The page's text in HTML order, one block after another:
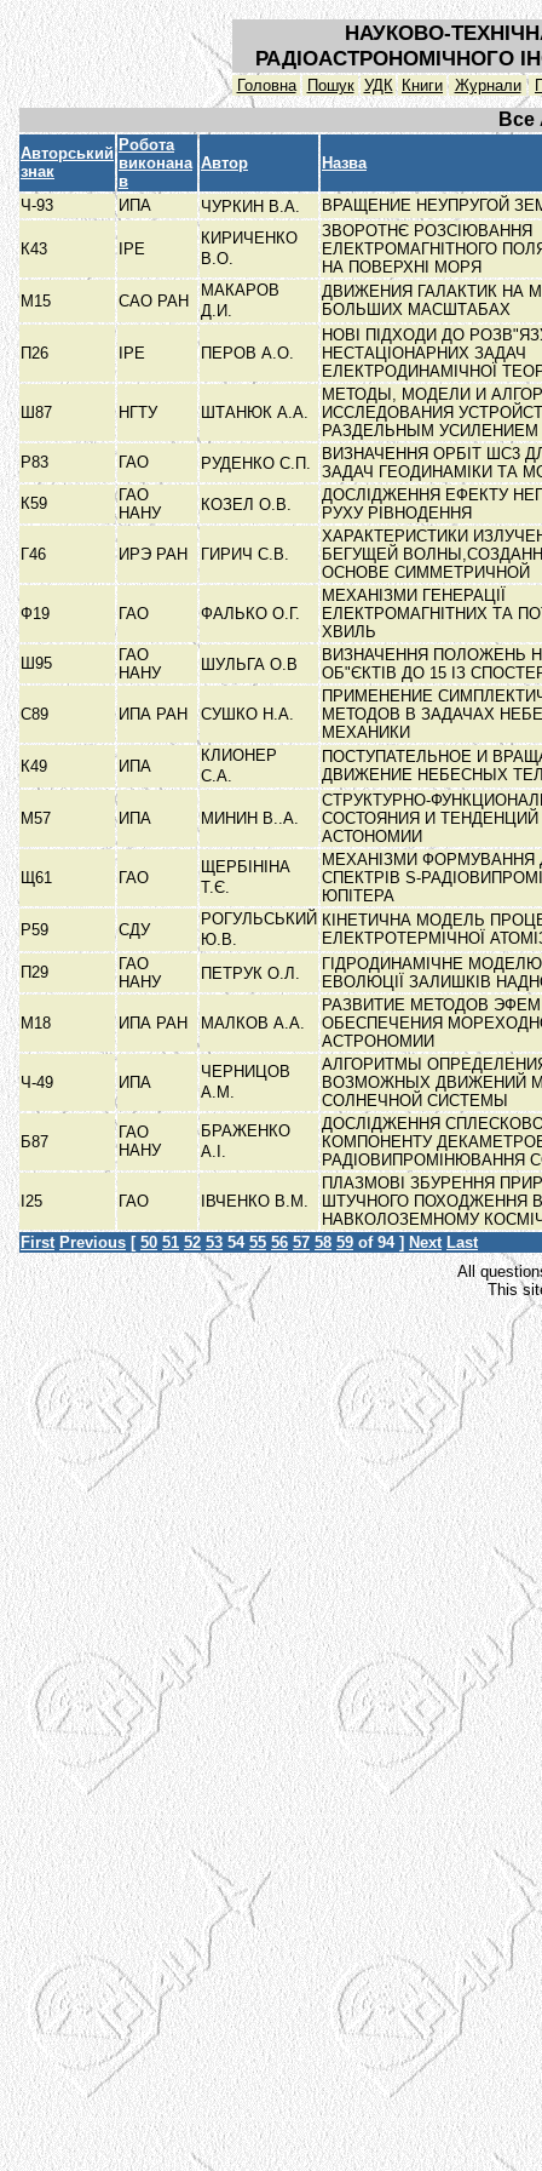
НАУКОВО-
РАДІОАСТРОНОМІЧНОГО
Головна Пошук УДК Книги Журнали
Все
Авторський
знак
Робота
виконана
в
Автор Назва
Ч-93 ИПА ЧУРКИН В.А. ВРАЩЕНИЕ НЕУПРУГОЙ
К43 ІРЕ
КИРИЧЕНКО
В.О.
ЗВОРОТНЄ РОЗСІЮВАННЯ
ЕЛЕКТРОМАГНІТНОГО
НА ПОВЕРХНІ МОРЯ
М15
САО РАН
МАКАРОВ
Д.И.
ДВИЖЕНИЯ ГАЛАКТИК НА
БОЛЬШИХ МАСШТАБАХ
П26 ІРЕ ПЕРОВ А.О.
НОВІ ПІДХОДИ ДО
НЕСТАЦІОНАРНИХ ЗАДАЧ
ЕЛЕКТРОДИНАМІЧНОЇ
Ш87 НГТУ ШТАНЮК А.А.
МЕТОДЫ, МОДЕЛИ И
ИССЛЕДОВАНИЯ
РАЗДЕЛЬНЫМ УСИЛЕНИЕМ
Р83
ГАО РУДЕНКО С.П.
ВИЗНАЧЕННЯ ОРБІТ ШС3
ЗАДАЧ ГЕОДИНАМІКИ ТА
К59
ГАО
НАНУ
КОЗЕЛ О.В.
ДОСЛІДЖЕННЯ ЕФЕКТУ
РУХУ РІВНОДЕННЯ
Г46 ИРЭ РАН ГИРИЧ С.В.
ХАРАКТЕРИСТИКИ
БЕГУЩЕЙ
ОСНОВЕ СИММЕТРИЧНОЙ
Ф19 ГАО ФАЛЬКО О.Г.
МЕХАНІЗМИ ГЕНЕРАЦІЇ
ЕЛЕКТРОМАГНІТНИХ ТА
ХВИЛЬ
Ш95
ГАО
НАНУ
ШУЛЬГА О.В
ВИЗНАЧЕННЯ ПОЛОЖЕНЬ
ОБ"ЄКТІВ ДО 15 ІЗ
С89 ИПА РАН СУШКО Н.А.
ПРИМЕНЕНИЕ
МЕТОДОВ В ЗАДАЧАХ
МЕХАНИКИ
К49
ИПА
КЛИОНЕР
С.А.
ПОСТУПАТЕЛЬНОЕ И
ДВИЖЕНИЕ НЕБЕСНЫХ
М57 ИПА МИНИН В..А.
СТРУКТУРНО-
СОСТОЯНИЯ И ТЕНДЕНЦИЙ
АСТОНОМИИ
Щ61 ГАО
ЩЕРБІНІНА
Т.Є.
МЕХАНІЗМИ ФОРМУВАННЯ
СПЕКТРІВ S-
ЮПІТЕРА
Р59
СДУ
РОГУЛЬСЬКИЙ
Ю.В.
КІНЕТИЧНА МОДЕЛЬ
ЕЛЕКТРОТЕРМІЧНОЇ
П29
ГАО
НАНУ
ПЕТРУК О.Л.
ГІДРОДИНАМІЧНЕ
ЕВОЛЮЦІЇ ЗАЛИШКІВ
М18 ИПА РАН МАЛКОВ А.А.
РАЗВИТИЕ МЕТОДОВ
ОБЕСПЕЧЕНИЯ
АСТРОНОМИИ
Ч-49 ИПА
ЧЕРНИЦОВ
А.М.
АЛГОРИТМЫ
ВОЗМОЖНЫХ ДВИЖЕНИЙ
СОЛНЕЧНОЙ СИСТЕМЫ
Б87
ГАО
НАНУ
БРАЖЕНКО
А.І.
ДОСЛІДЖЕННЯ
КОМПОНЕНТУ
РАДІОВИПРОМІНЮВАННЯ
І25 ГАО ІВЧЕНКО В.М.
ПЛАЗМОВІ ЗБУРЕННЯ
ШТУЧНОГО ПОХОДЖЕННЯ В
НАВКОЛОЗЕМНОМУ
First Previous [ 50 51 52 53 54 55 56 57 58 59 of 94 ] Next Last
All
This